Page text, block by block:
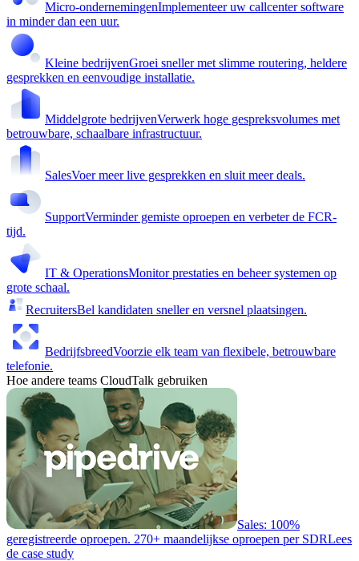
Micro-ondernemingenImplementeer uw callcenter software
in minder dan een uur.
Kleine bedrijvenGroei sneller met slimme routering, heldere
gesprekken en eenvoudige installatie.
Middelgrote bedrijvenVerwerk hoge gespreksvolumes met
betrouwbare, schaalbare infrastructuur.
SalesVoer meer live gesprekken en sluit meer deals.
SupportVerminder gemiste oproepen en verbeter de FCR-
tijd.
IT & OperationsMonitor prestaties en beheer systemen op
grote schaal.
RecruitersBel kandidaten sneller en versnel plaatsingen.
BedrijfsbreedVoorzie elk team van flexibele, betrouwbare
telefonie.
Hoe andere teams CloudTalk gebruiken
Sales: 100%
geregistreerde oproepen. 270+ maandelijkse oproepen per SDRLees
de case study